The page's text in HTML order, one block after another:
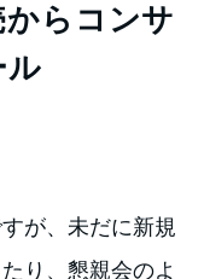
らコンサ
ル
が、未だに新規
り、懇親会のよ